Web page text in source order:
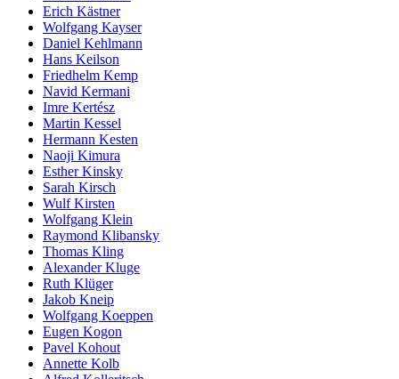
Erich Kästner
Wolfgang Kayser
Daniel Kehlmann
Hans Keilson
Friedhelm Kemp
Navid Kermani
Imre Kertész
Martin Kessel
Hermann Kesten
Naoji Kimura
Esther Kinsky
Sarah Kirsch
Wulf Kirsten
Wolfgang Klein
Raymond Klibansky
Thomas Kling
Alexander Kluge
Ruth Klüger
Jakob Kneip
Wolfgang Koeppen
Eugen Kogon
Pavel Kohout
Annette Kolb